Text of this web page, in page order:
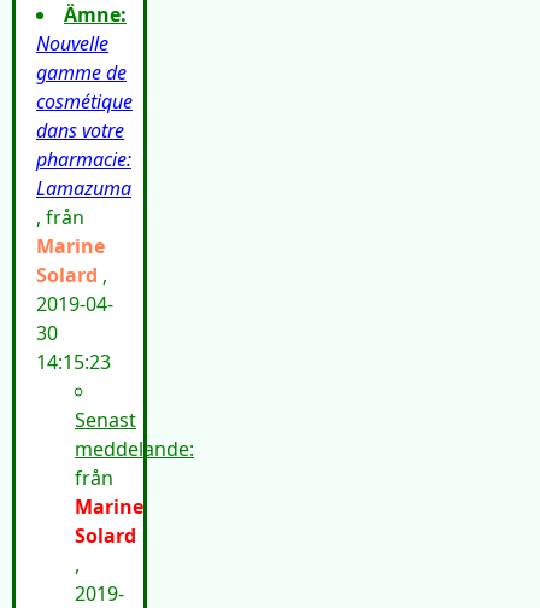
Ämne:
Nouvelle
gamme de
cosmétique
dans votre
pharmacie:
Lamazuma
, från
Marine
Solard ,
2019-04-
30
14:15:23
Senast
meddelande:
från
Marine
Solard
,
2019-